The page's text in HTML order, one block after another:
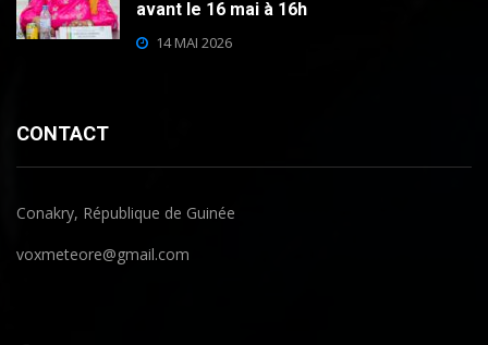
avant le 16 mai à 16h
14 MAI 2026
CONTACT
Conakry, République de Guinée
voxmeteore@gmail.com